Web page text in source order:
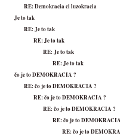
RE: Demokracia ci luzokracia
Je to tak
RE: Je to tak
RE: Je to tak
RE: Je to tak
RE: Je to tak
čo je to DEMOKRACIA ?
RE: čo je to DEMOKRACIA ?
RE: čo je to DEMOKRACIA ?
RE: čo je to DEMOKRACIA ?
RE: čo je to
RE: čo je to